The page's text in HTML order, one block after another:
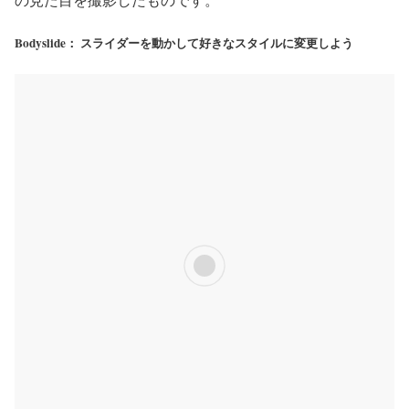
Bodyslide： スライダーを動かして好きなスタイルに変更しよう